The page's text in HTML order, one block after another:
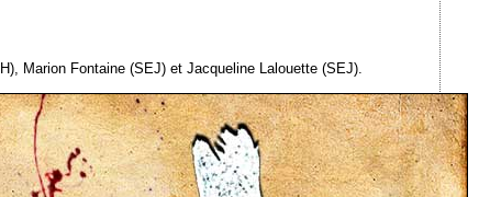
Marion Fontaine (SEJ) et Jacqueline Lalouette (SEJ).